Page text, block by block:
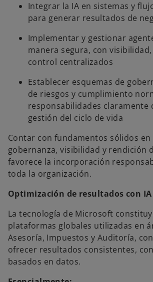
Integrar la IA en sistemas y
para generar resultados de
Implementar y gestionar
manera segura, con
control centralizados
Establecer esquemas de
de riesgos y cumplimiento
responsabilidades claramente
gestión del ciclo de vida
Contar con fundamentos sólidos
gobernanza, visibilidad y rendición
favorece la incorporación
toda la organización.
Optimización de resultados con IA
La tecnología de Microsoft
plataformas globales utilizadas en
Asesoría, Impuestos y Auditoría,
ofrecer resultados consistentes,
basados en datos.